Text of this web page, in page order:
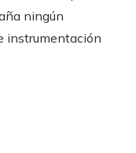
ningún
instrumentación